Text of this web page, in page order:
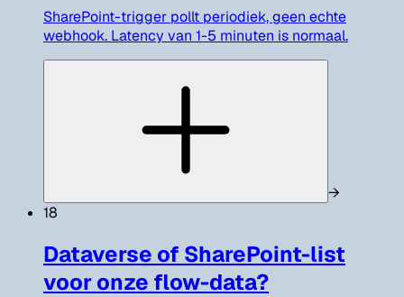
SharePoint-trigger pollt periodiek, geen echte
webhook. Latency van 1-5 minuten is normaal.
→
18
Dataverse of SharePoint-list
voor onze flow-data?